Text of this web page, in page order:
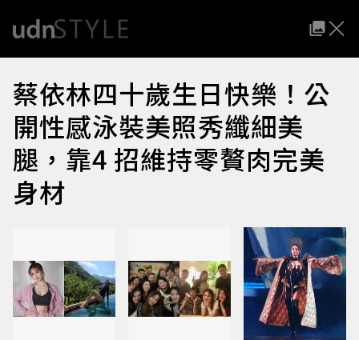
蔡依林四十歲生日快樂！公
開性感泳裝美照秀纖細美
腿，靠4 招維持零贅肉完美
身材